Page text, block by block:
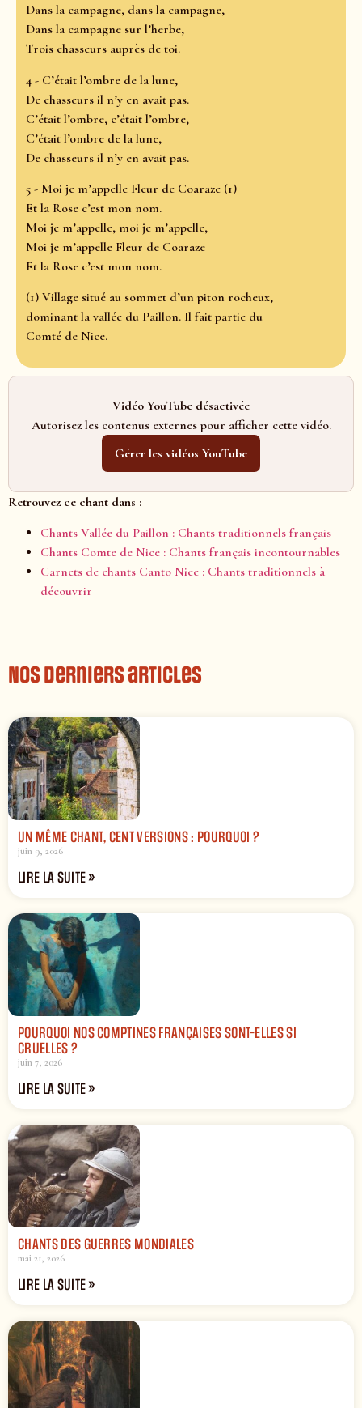
Dans la campagne, dans la campagne,
Dans la campagne sur l’herbe,
Trois chasseurs auprès de toi.
4 - C’était l’ombre de la lune,
De chasseurs il n’y en avait pas.
C’était l’ombre, c’était l’ombre,
C’était l’ombre de la lune,
De chasseurs il n’y en avait pas.
5 - Moi je m’appelle Fleur de Coaraze (1)
Et la Rose c’est mon nom.
Moi je m’appelle, moi je m’appelle,
Moi je m’appelle Fleur de Coaraze
Et la Rose c’est mon nom.
(1) Village situé au sommet d’un piton rocheux,
dominant la vallée du Paillon. Il fait partie du
Comté de Nice.
Vidéo YouTube désactivée
Autorisez les contenus externes pour afficher cette vidéo.
Gérer les vidéos YouTube
Retrouvez ce chant dans :
Chants Vallée du Paillon : Chants traditionnels français
Chants Comte de Nice : Chants français incontournables
Carnets de chants Canto Nice : Chants traditionnels à
découvrir
Nos derniers articles
UN MÊME CHANT, CENT VERSIONS : POURQUOI ?
juin 9, 2026
LIRE LA SUITE »
POURQUOI NOS COMPTINES FRANÇAISES SONT-ELLES SI
CRUELLES ?
juin 7, 2026
LIRE LA SUITE »
CHANTS DES GUERRES MONDIALES
mai 21, 2026
LIRE LA SUITE »